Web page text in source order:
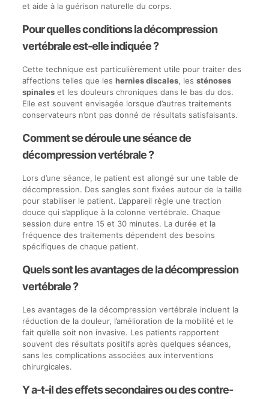
et aide à la guérison naturelle du corps.
Pour quelles conditions la décompression
vertébrale est-elle indiquée ?
Cette technique est particulièrement utile pour traiter des
affections telles que les hernies discales, les sténoses
spinaleset les douleurs chroniques dans le bas du dos.
Elle est souvent envisagée lorsque d’autres traitements
conservateurs n’ont pas donné de résultats satisfaisants.
Comment se déroule une séance de
décompression vertébrale ?
Lors d’une séance, le patient est allongé sur une table de
décompression. Des sangles sont fixées autour de la taille
pour stabiliser le patient. L’appareil règle une traction
douce qui s’applique à la colonne vertébrale. Chaque
session dure entre 15 et 30 minutes. La durée et la
fréquence des traitements dépendent des besoins
spécifiques de chaque patient.
Quels sont les avantages de la décompression
vertébrale ?
Les avantages de la décompression vertébrale incluent la
réduction de la douleur, l’amélioration de la mobilité et le
fait qu’elle soit non invasive. Les patients rapportent
souvent des résultats positifs après quelques séances,
sans les complications associées aux interventions
chirurgicales.
Y a-t-il des effets secondaires ou des contre-